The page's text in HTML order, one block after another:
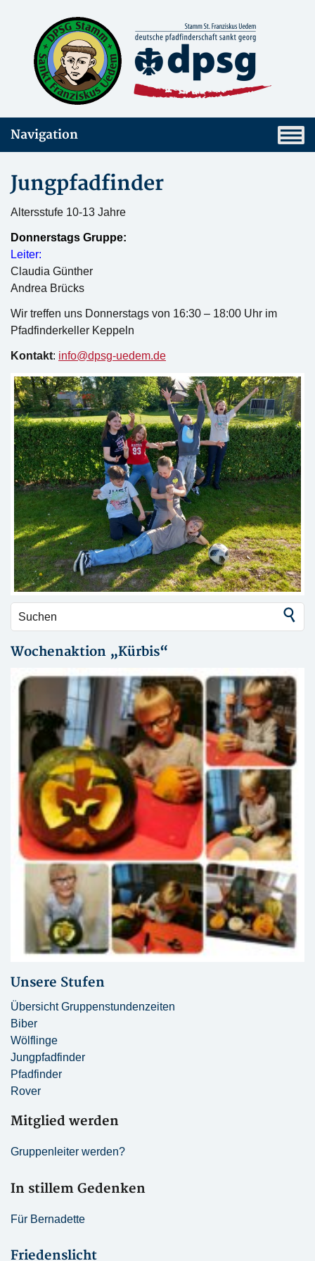
Navigation
Jungpfadfinder
Altersstufe 10-13 Jahre
Donnerstags Gruppe:
Leiter:
Claudia Günther
Andrea Brücks
Wir treffen uns Donnerstags von 16:30 – 18:00 Uhr im
Pfadfinderkeller Keppeln
Kontakt: info@dpsg-uedem.de
Wochenaktion „Kürbis“
Unsere Stufen
Übersicht Gruppenstundenzeiten
Biber
Wölflinge
Jungpfadfinder
Pfadfinder
Rover
Mitglied werden
Gruppenleiter werden?
In stillem Gedenken
Für Bernadette
Friedenslicht